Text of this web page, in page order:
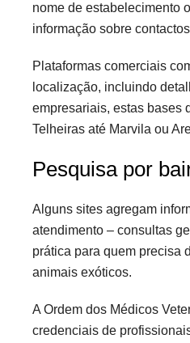
nome de estabelecimento
informação sobre
Plataformas comerciais
localização, incluindo
empresariais, estas bases
Telheiras até Marvila ou
Pesquisa por
Alguns sites agregam
atendimento – consultas
prática para quem precisa
animais exóticos.
A Ordem dos Médicos
credenciais de